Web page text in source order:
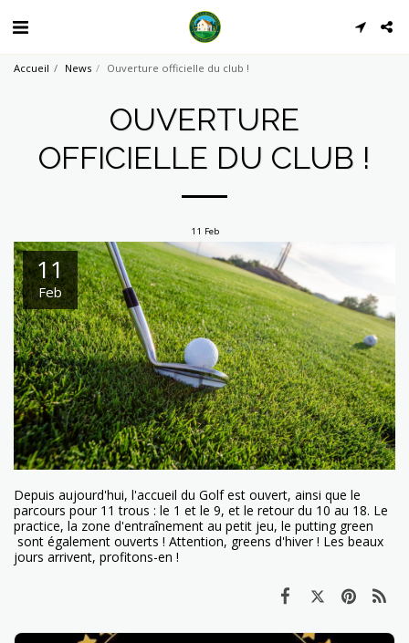
Accueil News Ouverture officielle du club !
OUVERTURE
OFFICIELLE DU CLUB !
11 Feb
11
Feb
Depuis aujourd'hui, l'accueil du Golf est ouvert, ainsi que le
parcours pour 11 trous : le 1 et le 9, et le retour du 10 au 18. Le
practice, la zone d'entraînement au petit jeu, le putting green
sont également ouverts ! Attention, greens d'hiver ! Les beaux
jours arrivent, profitons-en !